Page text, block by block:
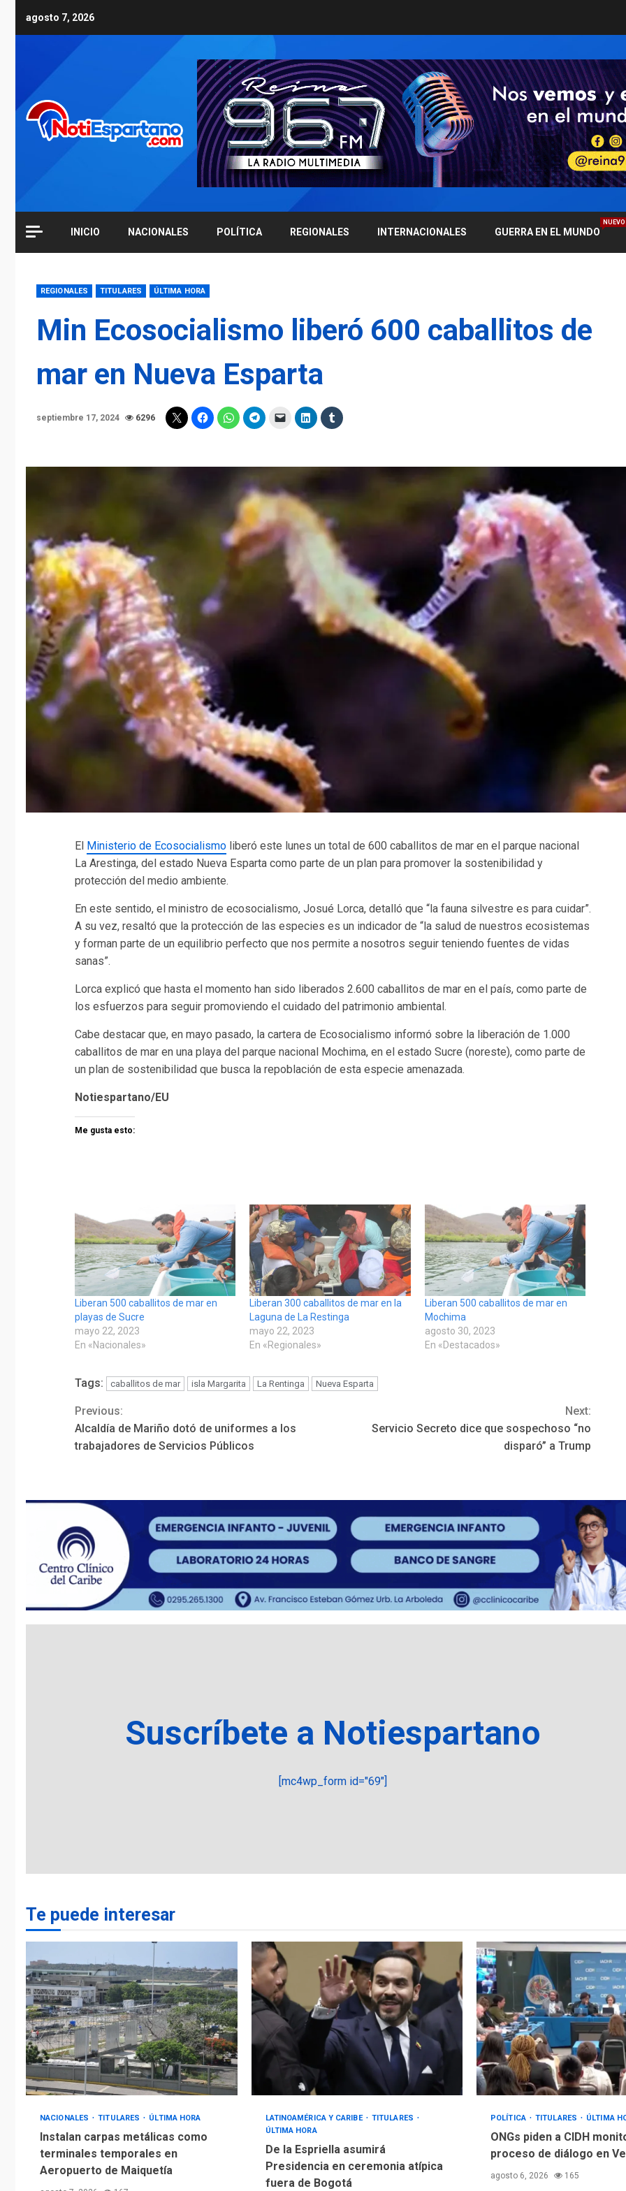
agosto 7, 2026
INICIO NACIONALES POLÍTICA REGIONALES INTERNACIONALES GUERRA EN EL MUNDO
NUEVO
REGIONALES TITULARES ÚLTIMA HORA
Min Ecosocialismo liberó 600 caballitos de
mar en Nueva Esparta
septiembre 17, 2024 6296
El Ministerio de Ecosocialismo liberó este lunes un total de 600 caballitos de mar en el parque nacional
La Arestinga, del estado Nueva Esparta como parte de un plan para promover la sostenibilidad y
protección del medio ambiente.
En este sentido, el ministro de ecosocialismo, Josué Lorca, detalló que “la fauna silvestre es para cuidar”.
A su vez, resaltó que la protección de las especies es un indicador de “la salud de nuestros ecosistemas
y forman parte de un equilibrio perfecto que nos permite a nosotros seguir teniendo fuentes de vidas
sanas”.
Lorca explicó que hasta el momento han sido liberados 2.600 caballitos de mar en el país, como parte de
los esfuerzos para seguir promoviendo el cuidado del patrimonio ambiental.
Cabe destacar que, en mayo pasado, la cartera de Ecosocialismo informó sobre la liberación de 1.000
caballitos de mar en una playa del parque nacional Mochima, en el estado Sucre (noreste), como parte de
un plan de sostenibilidad que busca la repoblación de esta especie amenazada.
Notiespartano/EU
Me gusta esto:
Liberan 500 caballitos de mar en
playas de Sucre
mayo 22, 2023
En «Nacionales»
Liberan 300 caballitos de mar en la
Laguna de La Restinga
mayo 22, 2023
En «Regionales»
Liberan 500 caballitos de mar en
Mochima
agosto 30, 2023
En «Destacados»
Tags: caballitos de mar isla Margarita La Rentinga Nueva Esparta
Continue
Reading
Previous:
Alcaldía de Mariño dotó de uniformes a los
trabajadores de Servicios Públicos
Next:
Servicio Secreto dice que sospechoso “no
disparó” a Trump
Suscríbete a Notiespartano
[mc4wp_form id="69"]
Te puede interesar
NACIONALES TITULARES ÚLTIMA HORA
Instalan carpas metálicas como
terminales temporales en
Aeropuerto de Maiquetía
LATINOAMÉRICA Y CARIBE
TITULARES
ÚLTIMA HORA
De la Espriella asumirá
Presidencia en ceremonia atípica
fuera de Bogotá
POLÍTICA TITULARES ÚLTIMA
ONGs piden a CIDH
proceso de diálogo en
agosto 6, 2026 165